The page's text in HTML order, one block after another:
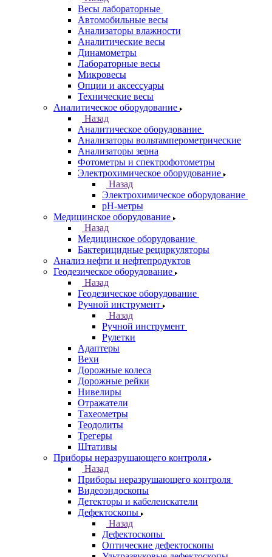
Весы лабораторные
Автомобильные весы
Анализаторы влажности
Аналитические весы
Динамометры
Лабораторные весы
Микровесы
Опции и аксессуары
Технические весы
Аналитическое оборудование
Назад
Аналитическое оборудование
Анализаторы вольтамперометрические
Анализаторы зерна
Фотометры и спектрофотометры
Электрохимическое оборудование
Назад
Электрохимическое оборудование
pH-метры
Медицинское оборудование
Назад
Медицинское оборудование
Бактерицидные рециркуляторы
Анализ нефти и нефтепродуктов
Геодезическое оборудование
Назад
Геодезическое оборудование
Ручной инструмент
Назад
Ручной инструмент
Рулетки
Адаптеры
Вехи
Дорожные колеса
Дорожные рейки
Нивелиры
Отражатели
Тахеометры
Теодолиты
Трегеры
Штативы
Приборы неразрушающего контроля
Назад
Приборы неразрушающего контроля
Видеоэндоскопы
Детекторы и кабелеискатели
Дефектоскопы
Назад
Дефектоскопы
Оптические дефектоскопы